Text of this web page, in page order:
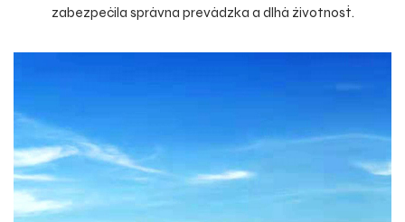
zabezpečila správna prevádzka a dlhá životnosť.